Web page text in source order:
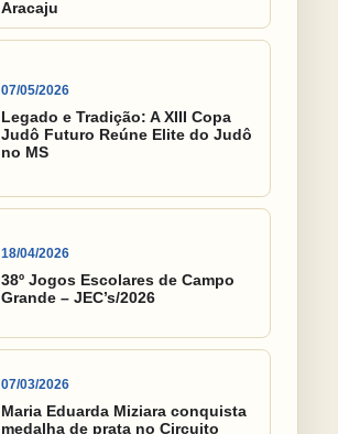
Aracaju
07/05/2026
Legado e Tradição: A XIII Copa
Judô Futuro Reúne Elite do Judô
no MS
18/04/2026
38º Jogos Escolares de Campo
Grande – JEC’s/2026
07/03/2026
Maria Eduarda Miziara conquista
medalha de prata no Circuito